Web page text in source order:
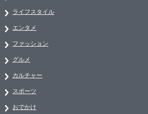
ライフスタイル
エンタメ
ファッション
グルメ
カルチャー
スポーツ
おでかけ